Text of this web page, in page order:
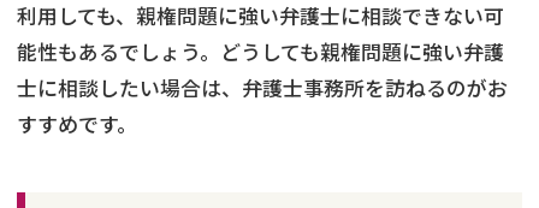
利用しても、親権問題に強い弁護士に相談できない可
能性もあるでしょう。どうしても親権問題に強い弁護
士に相談したい場合は、弁護士事務所を訪ねるのがお
すすめです。